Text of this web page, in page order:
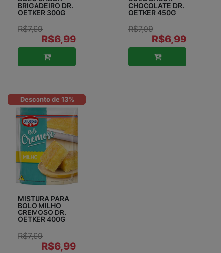
BRIGADEIRO DR.
OETKER 300G
R$7,99
R$6,99
CHOCOLATE DR.
OETKER 450G
R$7,99
R$6,99
Desconto de 13%
MISTURA PARA
BOLO MILHO
CREMOSO DR.
OETKER 400G
R$7,99
R$6,99